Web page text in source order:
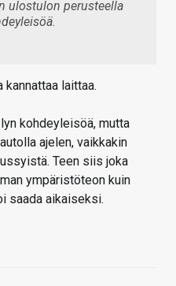
ulostulon perusteella
laittaa.
kohdeyleisöä, mutta
ajelen, vaikkakin
Teen siis joka
ympäristöteon kuin
saada aikaiseksi.